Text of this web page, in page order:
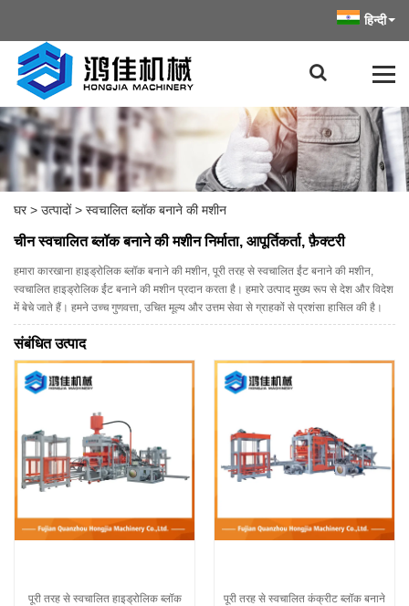
हिन्दी
घर > उत्पादों > स्वचालित ब्लॉक बनाने की मशीन
चीन स्वचालित ब्लॉक बनाने की मशीन निर्माता, आपूर्तिकर्ता, फ़ैक्टरी
हमारा कारखाना हाइड्रोलिक ब्लॉक बनाने की मशीन, पूरी तरह से स्वचालित ईंट बनाने की मशीन,
स्वचालित हाइड्रोलिक ईंट बनाने की मशीन प्रदान करता है। हमारे उत्पाद मुख्य रूप से देश और विदेश
में बेचे जाते हैं। हमने उच्च गुणवत्ता, उचित मूल्य और उत्तम सेवा से ग्राहकों से प्रशंसा हासिल की है।
संबंधित उत्पाद
पूरी तरह से स्वचालित हाइड्रोलिक ब्लॉक
पूरी तरह से स्वचालित कंक्रीट ब्लॉक बनाने